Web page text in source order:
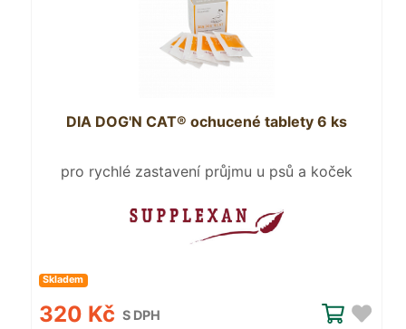
DIA DOG'N CAT® ochucené tablety 6 ks
pro rychlé zastavení průjmu u psů a koček
Skladem
320 Kč S DPH